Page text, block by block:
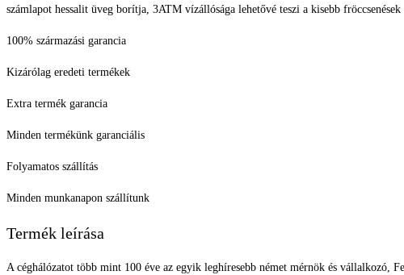
számlapot hessalit üveg borítja, 3ATM vízállósága lehetővé teszi a kisebb fröccsenések
100% származási garancia
Kizárólag eredeti termékek
Extra termék garancia
Minden termékünk garanciális
Folyamatos szállítás
Minden munkanapon szállítunk
Termék leírása
A céghálózatot több mint 100 éve az egyik leghíresebb német mérnök és vállalkozó,